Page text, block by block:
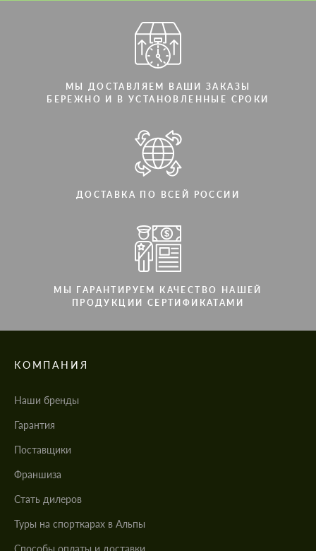
МЫ ДОСТАВЛЯЕМ ВАШИ ЗАКАЗЫ
БЕРЕЖНО И В УСТАНОВЛЕННЫЕ СРОКИ
ДОСТАВКА ПО ВСЕЙ РОССИИ
МЫ ГАРАНТИРУЕМ КАЧЕСТВО НАШЕЙ
ПРОДУКЦИИ СЕРТИФИКАТАМИ
КОМПАНИЯ
Наши бренды
Гарантия
Поставщики
Франшиза
Стать дилеров
Туры на спорткарах в Альпы